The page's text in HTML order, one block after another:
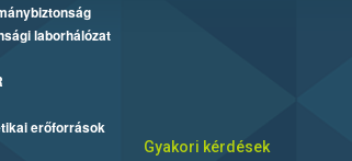
laborhálózat
erőforrások
Gyakori kérdések